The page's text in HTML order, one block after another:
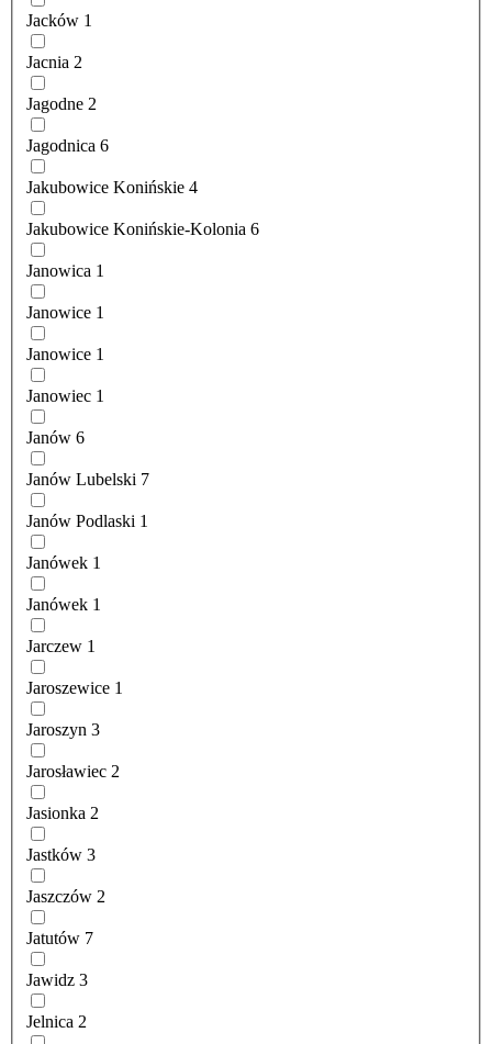
Jacków 1
Jacnia 2
Jagodne 2
Jagodnica 6
Jakubowice Konińskie 4
Jakubowice Konińskie-Kolonia 6
Janowica 1
Janowice 1
Janowice 1
Janowiec 1
Janów 6
Janów Lubelski 7
Janów Podlaski 1
Janówek 1
Janówek 1
Jarczew 1
Jaroszewice 1
Jaroszyn 3
Jarosławiec 2
Jasionka 2
Jastków 3
Jaszczów 2
Jatutów 7
Jawidz 3
Jelnica 2